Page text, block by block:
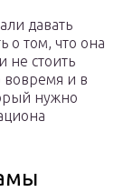
давать
о том, что она
не стоить
и в
нужно